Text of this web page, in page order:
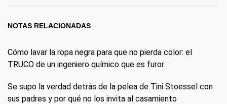
NOTAS RELACIONADAS
Cómo lavar la ropa negra para que no pierda color: el
TRUCO de un ingeniero químico que es furor
Se supo la verdad detrás de la pelea de Tini Stoessel con
sus padres y por qué no los invita al casamiento